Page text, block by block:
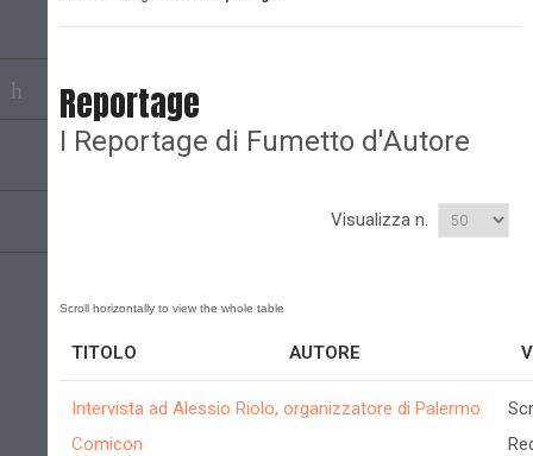
Reportage
I Reportage di Fumetto d'Autore
Visualizza n.
TITOLO AUTORE
Intervista ad Alessio Riolo, organizzatore di Palermo
Comicon